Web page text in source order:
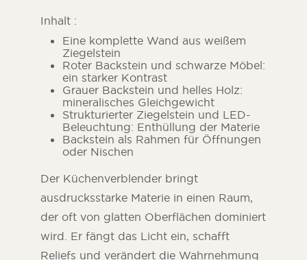
Inhalt :
Eine komplette Wand aus weißem
Ziegelstein
Roter Backstein und schwarze Möbel:
ein starker Kontrast
Grauer Backstein und helles Holz:
mineralisches Gleichgewicht
Strukturierter Ziegelstein und LED-
Beleuchtung: Enthüllung der Materie
Backstein als Rahmen für Öffnungen
oder Nischen
Der Küchenverblender bringt
ausdrucksstarke Materie in einen Raum,
der oft von glatten Oberflächen dominiert
wird. Er fängt das Licht ein, schafft
Reliefs und verändert die Wahrnehmung